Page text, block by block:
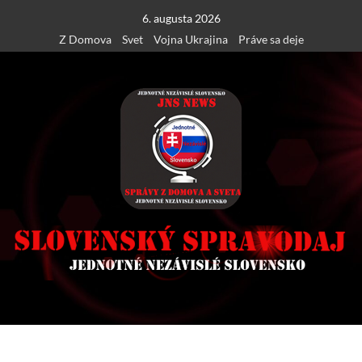
content
6. augusta 2026
Z Domova
Svet Vojna Ukrajina Práve sa deje